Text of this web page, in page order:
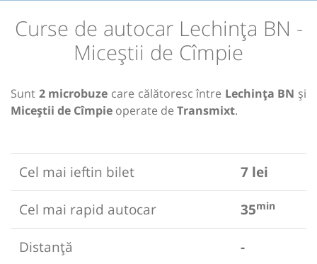
Curse de autocar Lechința BN -
Miceștii de Cîmpie
Sunt 2 microbuze care călătoresc între Lechința BN și
Miceștii de Cîmpie operate de Transmixt.
Cel mai ieftin bilet
7 lei
Cel mai rapid autocar
35min
Distanță
-